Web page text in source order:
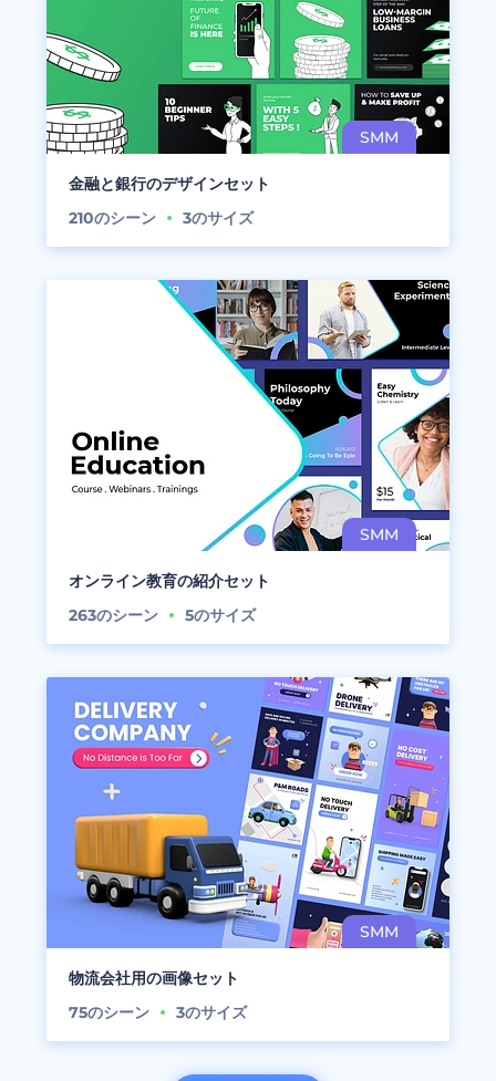
金融と銀行のデザインセット
210のシーン 3のサイズ
オンライン教育の紹介セット
263のシーン 5のサイズ
物流会社用の画像セット
75のシーン 3のサイズ